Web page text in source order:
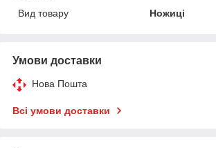
Вид товару
Ножиці
Умови доставки
Нова Пошта
Всі умови доставки